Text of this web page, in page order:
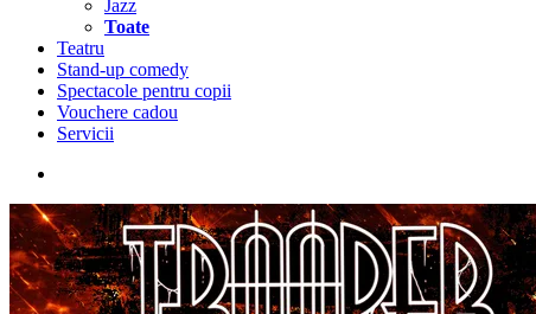
Jazz
Toate
Teatru
Stand-up comedy
Spectacole pentru copii
Vouchere cadou
Servicii